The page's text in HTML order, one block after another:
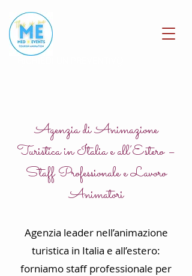
Agenzia di Animazione
Turistica in Italia e all’Estero –
Staff Professionale e Lavoro
Animatori
Agenzia leader nell’animazione
turistica in Italia e all’estero:
forniamo staff professionale per